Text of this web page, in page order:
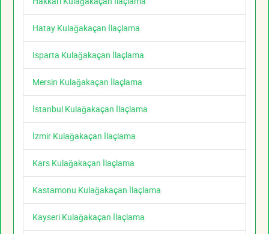
Hatay Kulağakaçan İlaçlama
Isparta Kulağakaçan İlaçlama
Mersin Kulağakaçan İlaçlama
İstanbul Kulağakaçan İlaçlama
İzmir Kulağakaçan İlaçlama
Kars Kulağakaçan İlaçlama
Kastamonu Kulağakaçan İlaçlama
Kayseri Kulağakaçan İlaçlama